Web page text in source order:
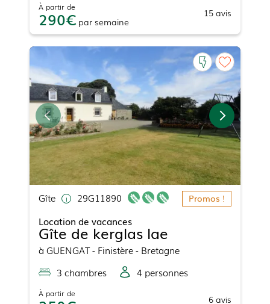
À partir de
290 par semaine
15 avis
Gîte 29G11890 Promos !
Location de vacances
Gîte de kerglas lae
à GUENGAT- Finistère - Bretagne
3 chambres 4 personnes
À partir de 6 avis